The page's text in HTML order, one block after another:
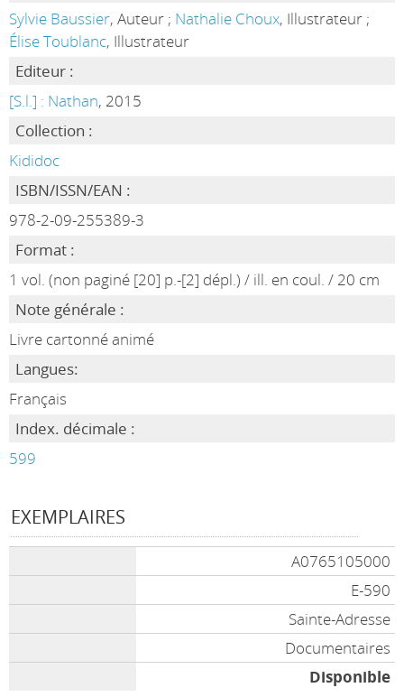
Sylvie Baussier, Auteur ; Nathalie Choux, Illustrateur ;
Élise Toublanc, Illustrateur
Editeur :
[S.l.] : Nathan, 2015
Collection :
Kididoc
ISBN/ISSN/EAN :
978-2-09-255389-3
Format :
1 vol. (non paginé [20] p.-[2] dépl.) / ill. en coul. / 20 cm
Note générale :
Livre cartonné animé
Langues:
Français
Index. décimale :
599
EXEMPLAIRES
A0765105000
E-590
Sainte-Adresse
Documentaires
Disponible